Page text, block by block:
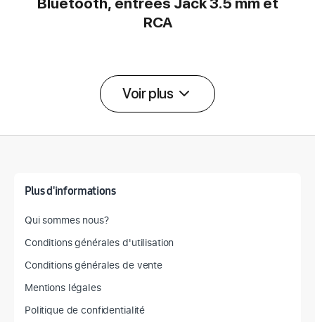
RCA
Voir plus
Plus d'informations
Qui sommes nous?
Conditions générales d'utilisation
Conditions générales de vente
Mentions légales
Politique de confidentialité